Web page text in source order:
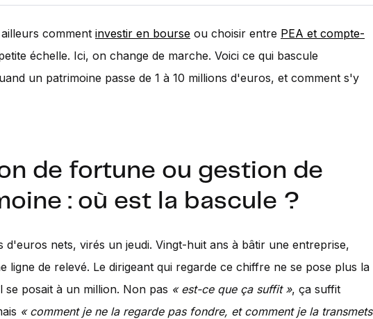
comment investir en bourse ou choisir entre PEA et compte-
échelle. Ici, on change de marche. Voici ce qui bascule
un patrimoine passe de 1 à 10 millions d'euros, et comment s'y
de fortune ou gestion de
: où est la bascule ?
d'euros nets, virés un jeudi. Vingt-huit ans à bâtir une entreprise,
ligne de relevé. Le dirigeant qui regarde ce chiffre ne se pose plus la
se posait à un million. Non pas « est-ce que ça suffit », ça suffit
« comment je ne la regarde pas fondre, et comment je la transmets